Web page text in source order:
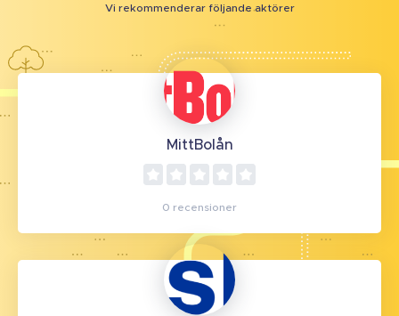
Vi rekommenderar följande aktörer
MittBolån
0 recensioner